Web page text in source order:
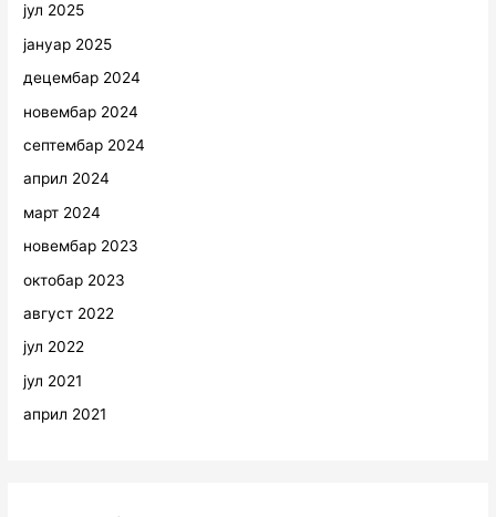
јул 2025
јануар 2025
децембар 2024
новембар 2024
септембар 2024
април 2024
март 2024
новембар 2023
октобар 2023
август 2022
јул 2022
јул 2021
април 2021